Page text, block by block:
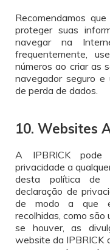
Recomendamos
proteger suas
navegar na
frequentemente,
números ao criar as
navegador seguro e
de perda de dados.
10. Websites
A IPBRICK pode
privacidade a
desta política de
declaração de
de modo a que
recolhidas, como são
se houver, as
website da IPBRICK